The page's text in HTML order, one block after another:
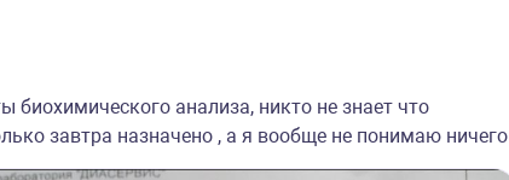
биохимического анализа, никто не знает что
завтра назначено , а я вообще не понимаю ничего